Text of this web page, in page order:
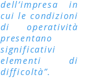
dell’impresa in
cui le condizioni
di operatività
presentano
significativi
elementi di
difficoltà”.